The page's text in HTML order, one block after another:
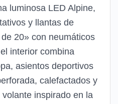
luminosa LED Alpine,
y llantas de
20» con neumáticos
interior combina
asientos deportivos
calefactados y
inspirado en la